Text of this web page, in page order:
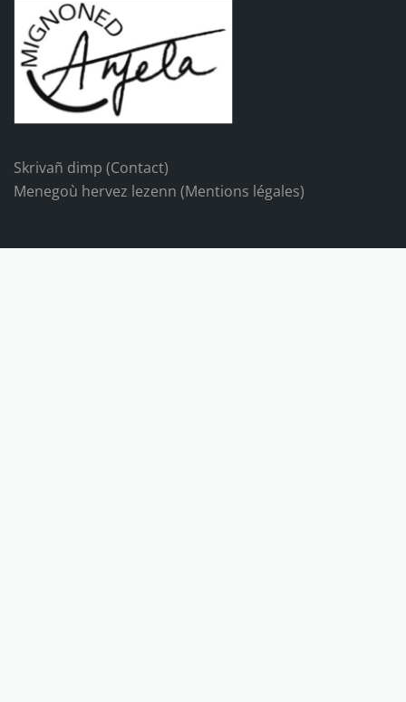
Skrivañ dimp (Contact)
Menegoù hervez lezenn (Mentions légales)